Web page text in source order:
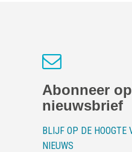
Abonneer
nieuwsbrief
BLIJF OP DE HOOGTE
NIEUWS